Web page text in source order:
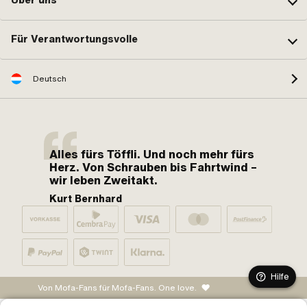
Für Verantwortungsvolle
Deutsch
Alles fürs Töffli. Und noch mehr fürs
Herz. Von Schrauben bis Fahrtwind –
wir leben Zweitakt.
Kurt Bernhard
Von Mofa-Fans für Mofa-Fans. One love.
Hilfe